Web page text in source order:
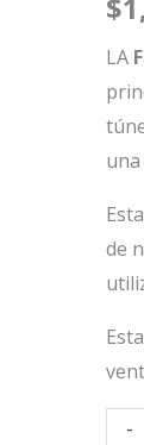
$
LA
de
-